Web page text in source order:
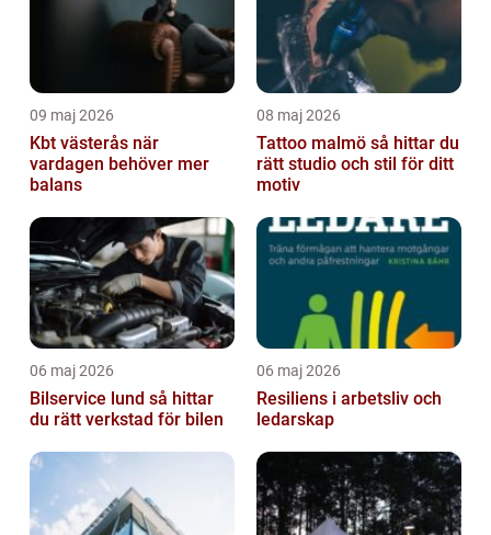
09 maj 2026
Kbt västerås när
vardagen behöver mer
balans
08 maj 2026
Tattoo malmö så hittar du
rätt studio och stil för ditt
motiv
06 maj 2026
Bilservice lund så hittar
du rätt verkstad för bilen
06 maj 2026
Resiliens i arbetsliv och
ledarskap